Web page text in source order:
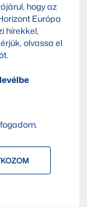
hogy az
Európa
hírekkel,
olvassa el
.